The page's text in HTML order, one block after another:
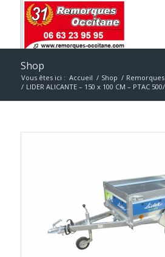
Shop
Vous êtes ici : Accueil / Shop / Remorques
/ LIDER ALICANTE – 150 x 100 CM – PTAC